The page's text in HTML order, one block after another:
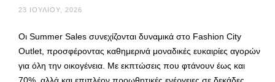
23 ΙΟΥΛΊΟΥ, 2026
Οι Summer Sales συνεχίζονται δυναμικά στο Fashion City
Outlet, προσφέροντας καθημερινά μοναδικές ευκαιρίες αγορών
για όλη την οικογένεια. Με εκπτώσεις που φτάνουν έως και